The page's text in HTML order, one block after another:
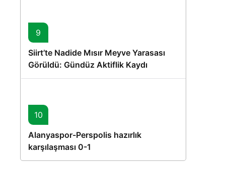
9
Siirt’te Nadide Mısır Meyve Yarasası
Görüldü: Gündüz Aktiflik Kaydı
10
Alanyaspor-Perspolis hazırlık
karşılaşması 0-1